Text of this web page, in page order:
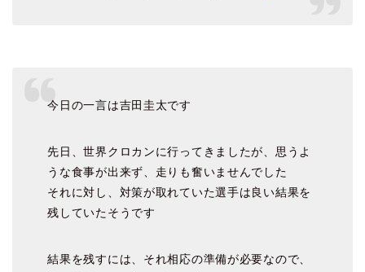
今日の一言は吉田圭太です
先日、世界クロカンに行ってきましたが、思うよ
うな食事が出来ず、走りも奮いませんでした
それに対し、対策が取れていた選手は良い結果を
残していたそうです
結果を残すには、それ相応の準備が必要なので、